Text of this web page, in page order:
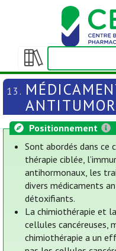
Afficher/masquer
la
table
des
matières
13.
Positionnement
Sont abordés dans ce
thérapie ciblée,
antihormonaux, les
divers médicaments
détoxifiants.
La chimiothérapie et
cellules cancéreuses,
chimiothérapie a un